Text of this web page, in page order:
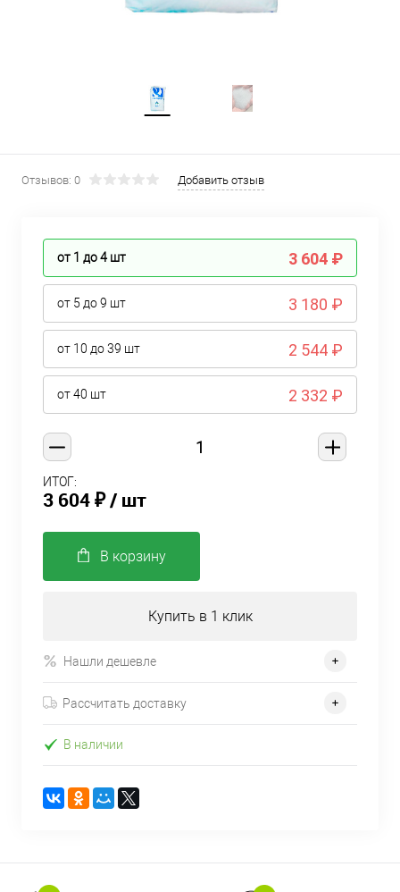
Отзывов: 0 Добавить отзыв
от 1 до 4 шт 3 604 ₽
от 5 до 9 шт 3 180 ₽
от 10 до 39 шт 2 544 ₽
от 40 шт 2 332 ₽
ИТОГ:
3 604 ₽/ шт
В корзину
Купить в 1 клик
Нашли дешевле
Рассчитать доставку
В наличии